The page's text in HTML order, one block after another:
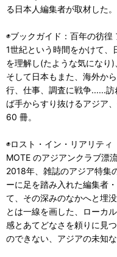
る日本人編集者が取材した。
◉ブックガイド：百年の彷
1世紀という時間をかけて
を理解し(たような気になり)
そして日本もまた、海外か
行、仕事、調査に戦争......
ば手からすり抜けるアジア
60 冊。
◉ロスト・イン・リアリティ
MOTE のアジアンクラブ漂
2018年、雑誌のアジア特集
ーに足を踏み入れた編集者
て、その深みのなかへと埋
とは一線を画した、ローカ
感とあてどなさを頼りに見
のできない、アジアの未知な